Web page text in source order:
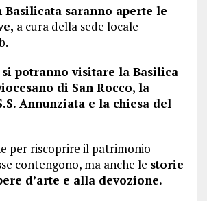
Basilicata saranno aperte le
a cura della sede locale
si potranno visitare la Basilica
di San Rocco, la
Annunziata e la chiesa del
per riscoprire il patrimonio
contengono, ma anche le storie
d’arte e alla devozione.